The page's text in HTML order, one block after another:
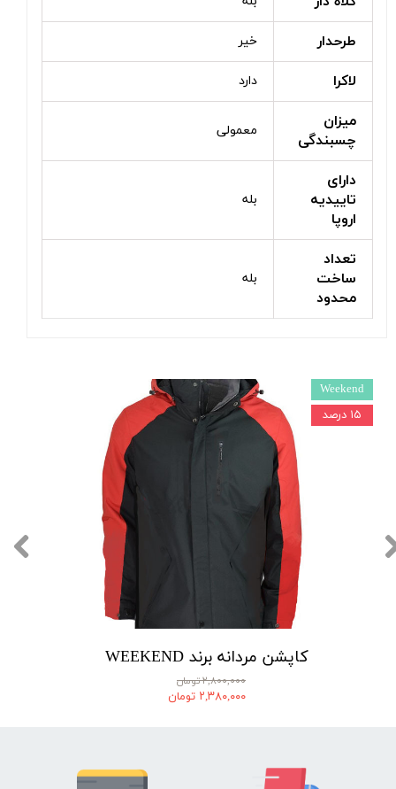
طرحدار خیر
لاکرا دارد
میزان
چسبندگی
معمولی
دارای
تاییدیه
اروپا
بله
تعداد
ساخت
محدود
بله
کاپشن مردانه برند WEEKEND
۲,۸۰۰,۰۰۰ تومان
۲,۳۸۰,۰۰۰ تومان
Weekend
۱۵ درصد